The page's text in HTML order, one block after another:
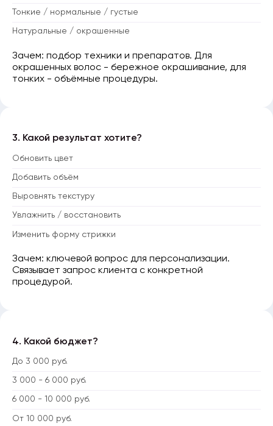
Тонкие / нормальные / густые
Натуральные / окрашенные
Зачем: подбор техники и препаратов. Для
окрашенных волос - бережное окрашивание, для
тонких - объёмные процедуры.
3. Какой результат хотите?
Обновить цвет
Добавить объём
Выровнять текстуру
Увлажнить / восстановить
Изменить форму стрижки
Зачем: ключевой вопрос для персонализации.
Связывает запрос клиента с конкретной
процедурой.
4. Какой бюджет?
До 3 000 руб.
3 000 - 6 000 руб.
6 000 - 10 000 руб.
От 10 000 руб.